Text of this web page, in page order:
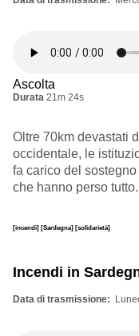
Ascolta
Durata 21m 24s
Oltre 70km devastati
occidentale, le
fa carico del
che hanno perso tutto.
[incendi] [Sardegna] [solidarietà]
Incendi in
Data di trasmissione